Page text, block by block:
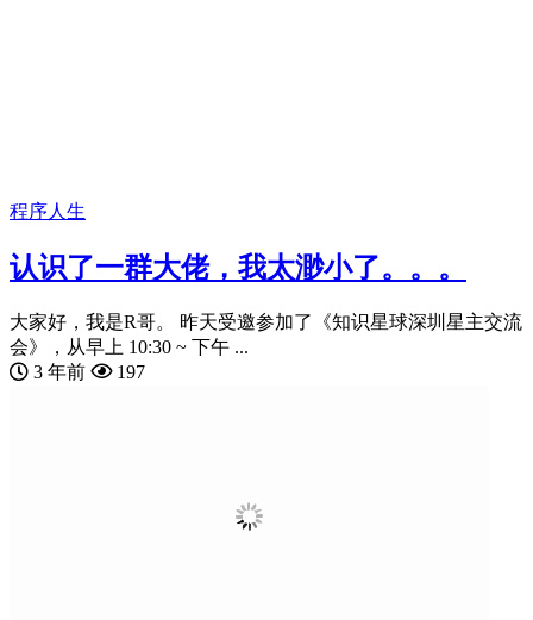
程序人生
认识了一群大佬，我太渺小了。。。
大家好，我是R哥。 昨天受邀参加了《知识星球深圳星主交流
会》，从早上 10:30 ~ 下午 ...
3 年前
197